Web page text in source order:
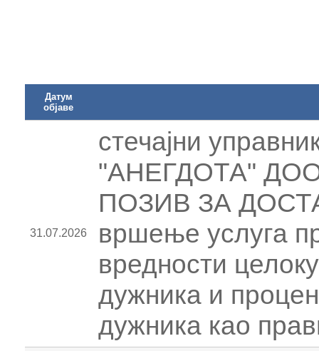
Датум
објаве
31.07.2026
стечајни
"АНЕГДОТА" ДОО
ПОЗИВ ЗА
вршење услуга
вредности
дужника и
дужника као